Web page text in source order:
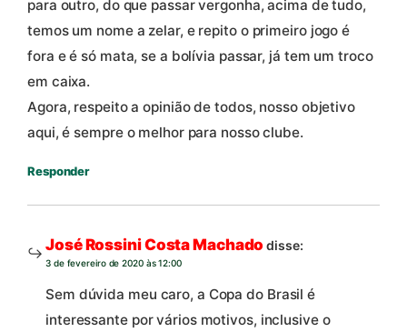
para outro, do que passar vergonha, acima de tudo,
temos um nome a zelar, e repito o primeiro jogo é
fora e é só mata, se a bolívia passar, já tem um troco
em caixa.
Agora, respeito a opinião de todos, nosso objetivo
aqui, é sempre o melhor para nosso clube.
Responder
José Rossini Costa Machado disse:
3 de fevereiro de 2020 às 12:00
Sem dúvida meu caro, a Copa do Brasil é
interessante por vários motivos, inclusive o